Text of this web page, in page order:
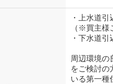
・上水道引
（※買主様
・下水道引
周辺環境の
をご検討の
いる第一種